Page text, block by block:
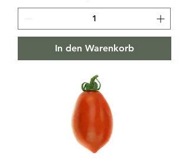
In den Warenkorb